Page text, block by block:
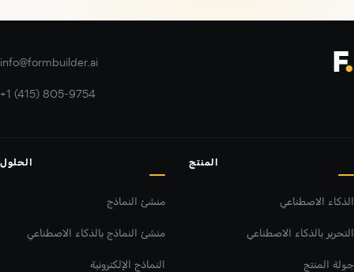
info@formbuilder.ai
+1 (415) 805-9754
المنتج
الذكاء الاصطناعي
التحرير بالذكاء الاصطناعي
جولة المنتج
الحلول
منشئ النماذج
منشئ النماذج بالذكاء الاصطناعي
النماذج الإلكترونية